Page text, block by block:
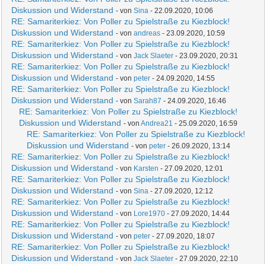
Diskussion und Widerstand - vonSina - 22.09.2020, 10:06
RE: Samariterkiez: Von Poller zu Spielstraße zu Kiezblock!
Diskussion und Widerstand - vonandreas - 23.09.2020, 10:59
RE: Samariterkiez: Von Poller zu Spielstraße zu Kiezblock!
Diskussion und Widerstand - vonJack Slaeter - 23.09.2020, 20:31
RE: Samariterkiez: Von Poller zu Spielstraße zu Kiezblock!
Diskussion und Widerstand - vonpeter - 24.09.2020, 14:55
RE: Samariterkiez: Von Poller zu Spielstraße zu Kiezblock!
Diskussion und Widerstand - vonSarah87 - 24.09.2020, 16:46
RE: Samariterkiez: Von Poller zu Spielstraße zu Kiezblock!
Diskussion und Widerstand - vonAndrea21 - 25.09.2020, 16:59
RE: Samariterkiez: Von Poller zu Spielstraße zu Kiezblock!
Diskussion und Widerstand - vonpeter - 26.09.2020, 13:14
RE: Samariterkiez: Von Poller zu Spielstraße zu Kiezblock!
Diskussion und Widerstand - von Karsten - 27.09.2020, 12:01
RE: Samariterkiez: Von Poller zu Spielstraße zu Kiezblock!
Diskussion und Widerstand - vonSina - 27.09.2020, 12:12
RE: Samariterkiez: Von Poller zu Spielstraße zu Kiezblock!
Diskussion und Widerstand - von Lore1970 - 27.09.2020, 14:44
RE: Samariterkiez: Von Poller zu Spielstraße zu Kiezblock!
Diskussion und Widerstand - vonpeter - 27.09.2020, 18:07
RE: Samariterkiez: Von Poller zu Spielstraße zu Kiezblock!
Diskussion und Widerstand - vonJack Slaeter - 27.09.2020, 22:10